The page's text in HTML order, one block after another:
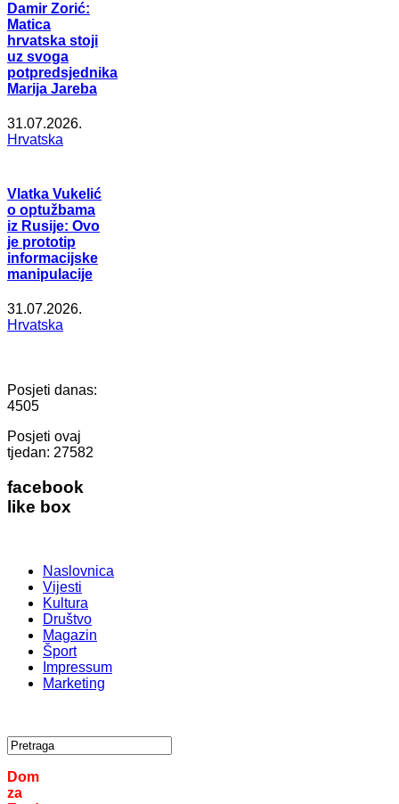
Damir Zorić:
Matica
hrvatska stoji
uz svoga
potpredsjednika
Marija Jareba
31.07.2026.
Hrvatska
Vlatka Vukelić
o optužbama
iz Rusije: Ovo
je prototip
informacijske
manipulacije
31.07.2026.
Hrvatska
Posjeti danas:
4505
Posjeti ovaj
tjedan: 27582
facebook
like box
Naslovnica
Vijesti
Kultura
Društvo
Magazin
Šport
Impressum
Marketing
Dom
za